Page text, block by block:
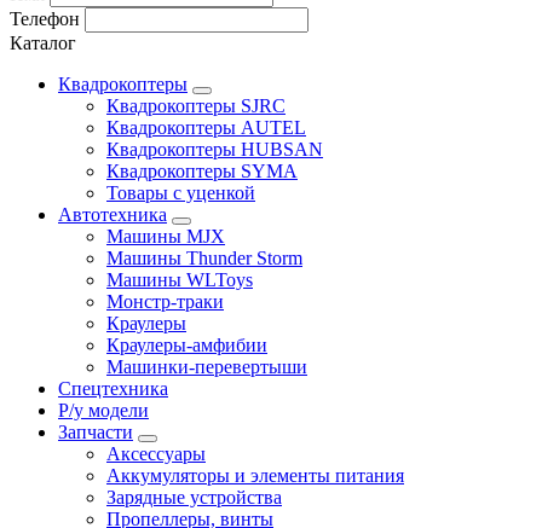
Телефон
Каталог
Квадрокоптеры
Квадрокоптеры SJRC
Квадрокоптеры AUTEL
Квадрокоптеры HUBSAN
Квадрокоптеры SYMA
Товары с уценкой
Автотехника
Машины MJX
Машины Thunder Storm
Машины WLToys
Монстр-траки
Краулеры
Краулеры-амфибии
Машинки-перевертыши
Спецтехника
Р/у модели
Запчасти
Аксессуары
Аккумуляторы и элементы питания
Зарядные устройства
Пропеллеры, винты